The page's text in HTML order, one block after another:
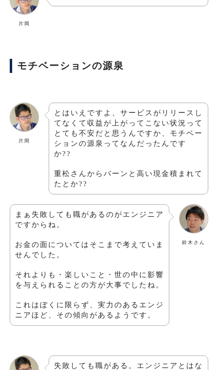
片岡
モチベーションの源泉
片岡
とはいえですよ、サービスがリリースし
てなくて収益が上がってこない状況って
とても不安だと思うんですか、モチベー
ションの源泉ってなんだったんです
か??
重松さんからバーンと高い現金積まれて
たとか??
鈴木さん
まぁ失敗しても職があるのがエンジニア
ですからね。
お金の面についてはそこまで考えていま
せんでした。
それよりも・楽しいこと・世の中に影響
を与えられることの方が大事でしたね。
これはぼくに限らず、実力のあるエンジ
ニアほど、その傾向があるようです。
失敗しても職がある。エンジニアとはな